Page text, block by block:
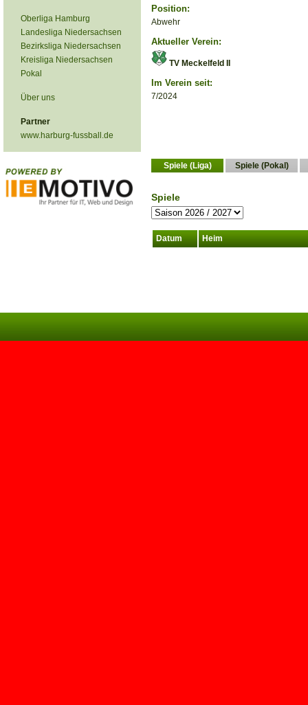
Oberliga Hamburg
Landesliga Niedersachsen
Bezirksliga Niedersachsen
Kreisliga Niedersachsen
Pokal
Über uns
Partner
www.harburg-fussball.de
Position:
Abwehr
Aktueller Verein:
TV Meckelfeld II
Im Verein seit:
7/2024
Spiele (Liga) Spiele (Pokal)
Spiele
Datum Heim